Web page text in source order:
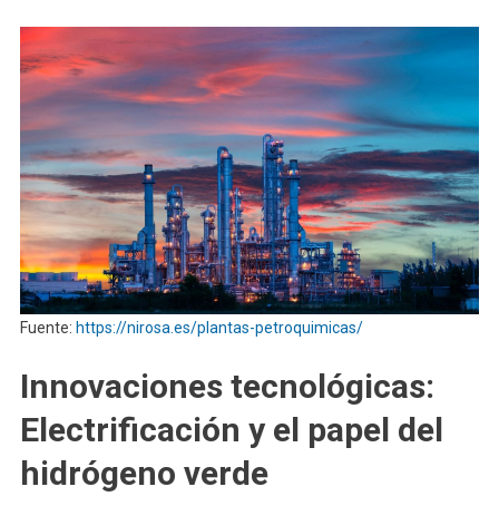
Fuente: https://nirosa.es/plantas-petroquimicas/
Innovaciones tecnológicas:
Electrificación y el papel del
hidrógeno verde